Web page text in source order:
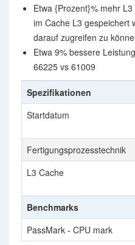
Etwa {Prozent}% mehr
im Cache L3 gespeichert
darauf zugreifen zu
Etwa 9% bessere
66225 vs 61009
Spezifikationen
Startdatum
Fertigungsprozesstechnik
L3 Cache
Benchmarks
PassMark - CPU mark